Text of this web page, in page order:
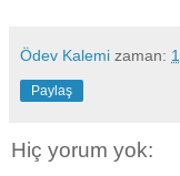
Ödev Kalemi zaman:
Paylaş
Hiç yorum yok: